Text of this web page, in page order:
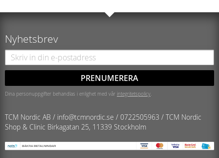
Nyhetsbrev
PRENUMERERA
Dina personuppgifter behandlas i enlighet med vår integritetspolicy
TCM Nordic AB / info@tcmnordic.se / 0722505963 / TCM Nordic
Shop & Clinic Birkagatan 25, 11339 Stockholm